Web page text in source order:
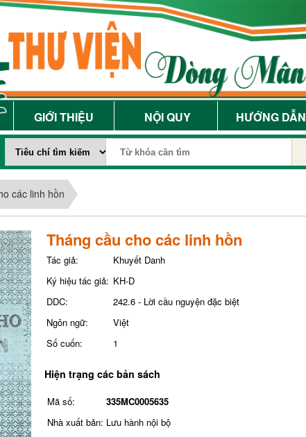
GIỚI THIỆU NỘI QUY HƯỚNG DẪN
các linh hồn
Tháng cầu cho các linh hồn
Tác giả:
Khuyết Danh
Ký hiệu tác giả: KH-D
DDC:
242.6 - Lời cầu nguyện đặc biệt
Ngôn ngữ:
Việt
Số cuốn:
1
Hiện trạng các bản sách
Mã số:
335MC0005635
Nhà xuất bản: Lưu hành nội bộ